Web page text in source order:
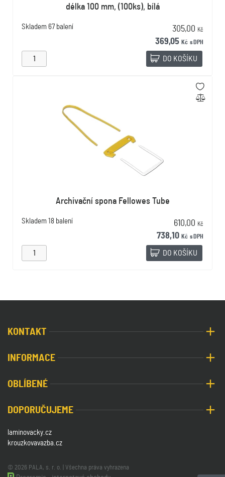
délka 100 mm, (100ks), bílá
Skladem 67 balení 305,00 Kč
369,05 Kč s DPH
DO KOŠÍKU
Archivační spona Fellowes Tube
Skladem 18 balení 610,00 Kč
738,10 Kč s DPH
DO KOŠÍKU
KONTAKT
INFORMACE
OBLÍBENÉ
DOPORUČUJEME
laminovacky.cz
krouzkovavazba.cz
© 2026 PALA, s. r. o. | Všechna práva vyhrazena